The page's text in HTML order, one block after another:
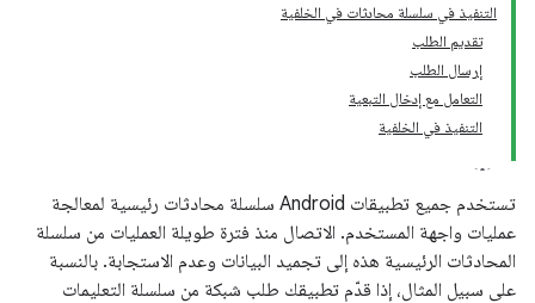
التنفيذ في سلسلة محادثات في الخلفية
تقديم الطلب
إرسال الطلب
التعامل مع إدخال التبعية
التنفيذ في الخلفية
تستخدم جميع تطبيقات Android سلسلة محادثات رئيسية لمعالجة
عمليات واجهة المستخدم. الاتصال منذ فترة طويلة العمليات من سلسلة
المحادثات الرئيسية هذه إلى تجميد البيانات وعدم الاستجابة. بالنسبة
على سبيل المثال، إذا قدّم تطبيقك طلب شبكة من سلسلة التعليمات